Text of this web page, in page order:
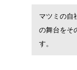
マツミの自
の舞台をそ
す。